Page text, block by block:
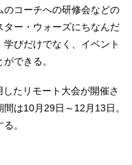
コーチへの研修会などの
ー・ウォーズにちなんだ
びだけでなく、イベント
できる。
たリモート大会が開催さ
は10月29日～12月13日。
。